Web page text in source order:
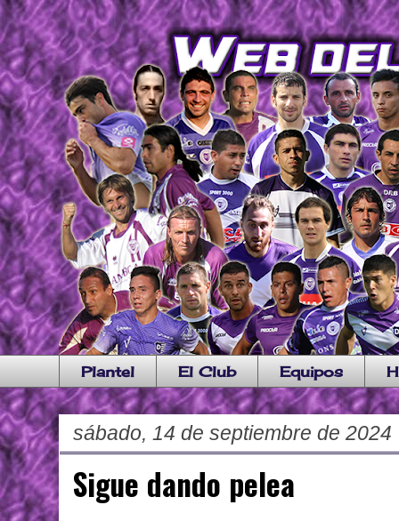
Plantel El Club Equipos
sábado, 14 de septiembre de 2024
Sigue dando pelea